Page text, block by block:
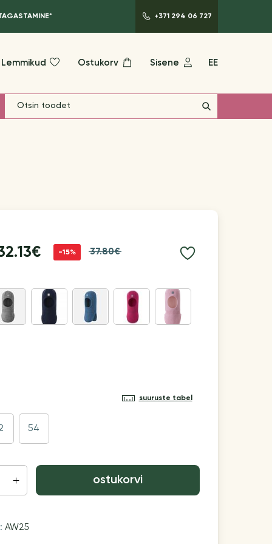
+371 294 06 727
Lemmikud Ostukorv Sisene EE
-15% 37.80€
suuruste tabel
54
ostukorvi
AW25